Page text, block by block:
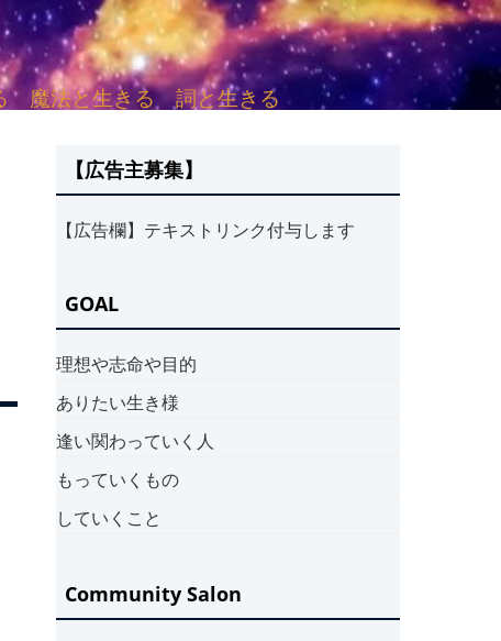
る 魔法と生きる 詞と生きる
【広告主募集】
【広告欄】テキストリンク付与します
GOAL
理想や志命や目的
ありたい生き様
逢い関わっていく人
もっていくもの
していくこと
Community Salon